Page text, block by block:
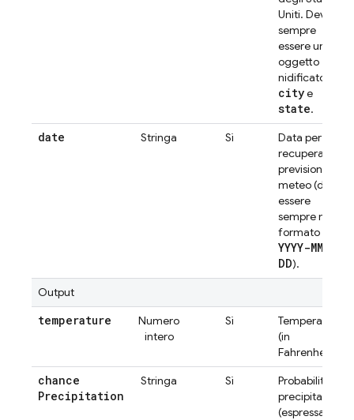
Uniti. Deve
sempre
essere un
oggetto
nidificato di
citye
state.
date Stringa Sì
Data per cui
recuperare le
previsioni
meteo (deve
essere
sempre nel
formato
YYYY-MM-
DD).
Output
temperature
Numero
intero
Sì
Temperatura
(in
Fahrenheit)
chance
Precipitation
Stringa Sì
Probabilità di
precipitazioni
(espressa in